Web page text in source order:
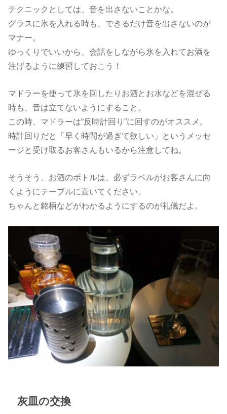
テクニックとしては、音を出さないことかな。
グラスに氷を入れる時も、できるだけ音を出さないのが
マナー。
ゆっくりでいいから、会話をしながら氷を入れてお酒を
注げるように練習しておこう！
マドラーを使って氷を回したりお酒とお水などを混ぜる
時も、音は立てないようにすること。
この時、マドラーは“反時計回り”に回すのがオススメ。
時計回りだと「早く時間が過ぎて欲しい」というメッセ
ージと受け取るお客さんもいるから注意してね。
そうそう、お酒のボトルは、必ずラベルがお客さんに向
くようにテーブルに置いてください。
ちゃんと銘柄などがわかるようにするのが礼儀だよ。
灰皿の交換